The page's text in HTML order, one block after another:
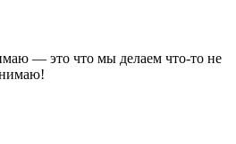
— это что мы делаем что-то не